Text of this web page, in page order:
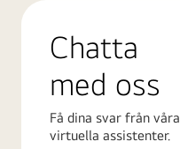
Chatta
med oss
Få dina svar från våra
virtuella assistenter.